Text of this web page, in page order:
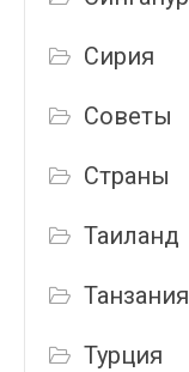
Сирия
Советы
Страны
Таиланд
Танзания
Турция